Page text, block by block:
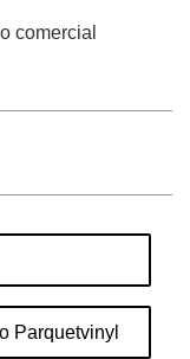
comercial
Parquetvinyl